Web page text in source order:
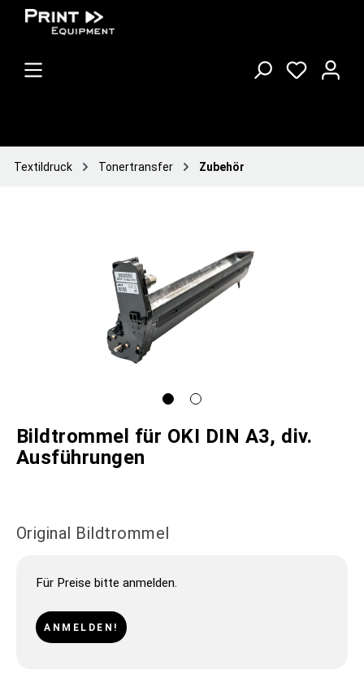
Textildruck Tonertransfer Zubehör
Bildtrommel für OKI DIN A3, div.
Ausführungen
Original Bildtrommel
Für Preise bitte anmelden.
ANMELDEN!